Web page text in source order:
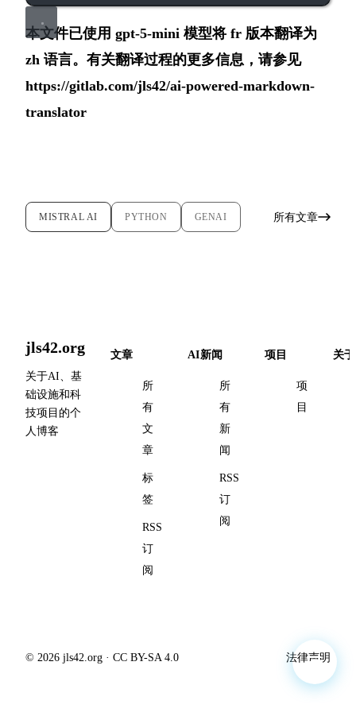
本文件已使用 gpt-5-mini 模型将 fr 版本翻译为
zh 语言。有关翻译过程的更多信息，请参见
https://gitlab.com/jls42/ai-powered-markdown-
translator
MISTRAL AI PYTHON GENAI 所有文章
jls42.org
关于AI、基
础设施和科
技项目的个
人博客
文章
所
有
文
章
标
签
RSS
订
阅
AI新闻
所
有
新
闻
RSS
订
阅
项目
项
目
关于
© 2026 jls42.org · CC BY-SA 4.0 法律声明